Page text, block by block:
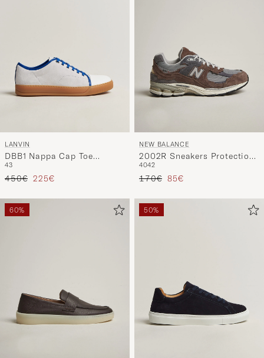
LANVIN
DBB1 Nappa Cap Toe
Sneaker White/Blue
43
Precio ordinario
450€ Precio reducido
225€
NEW BALANCE
2002R Sneakers Protection
Cortado
4042
Precio ordinario
170€ Precio reducido
85€
60% 50%